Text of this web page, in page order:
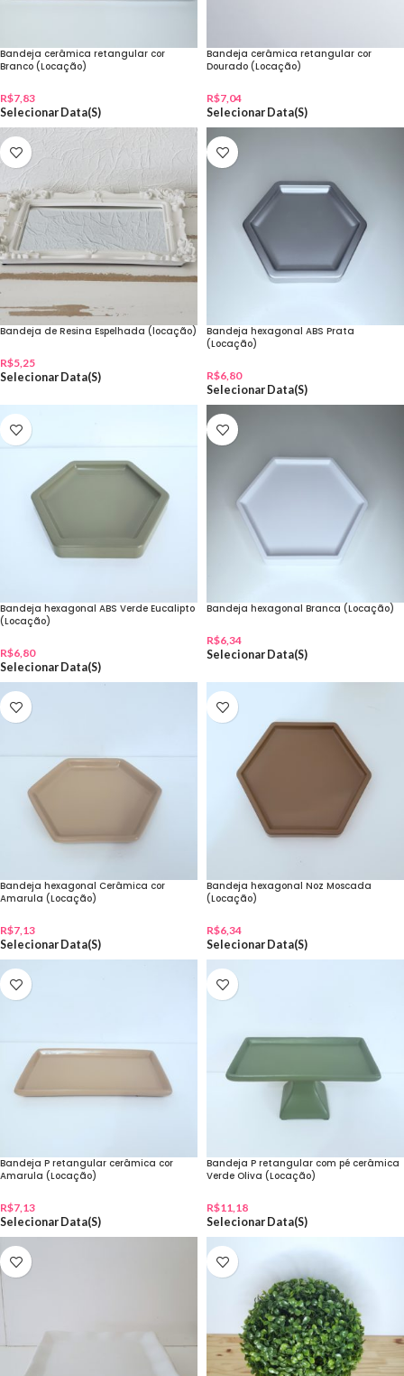
Bandeja cerâmica retangular cor
Branco (Locação)
R$7,83
Selecionar Data(s)
Bandeja cerâmica retangular cor
Dourado (Locação)
R$7,04
Selecionar Data(s)
Bandeja de Resina Espelhada (locação)
R$5,25
Selecionar Data(s)
Bandeja hexagonal ABS Prata
(Locação)
R$6,80
Selecionar Data(s)
Bandeja hexagonal ABS Verde Eucalipto
(Locação)
R$6,80
Selecionar Data(s)
Bandeja hexagonal Branca (Locação)
R$6,34
Selecionar Data(s)
Bandeja hexagonal Cerâmica cor
Amarula (Locação)
R$7,13
Selecionar Data(s)
Bandeja hexagonal Noz Moscada
(Locação)
R$6,34
Selecionar Data(s)
Bandeja P retangular cerâmica cor
Amarula (Locação)
R$7,13
Selecionar Data(s)
Bandeja P retangular com pé cerâmica
Verde Oliva (Locação)
R$11,18
Selecionar Data(s)